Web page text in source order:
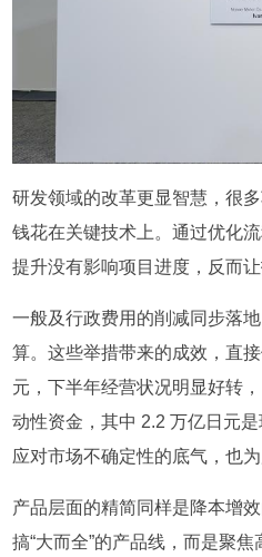
研发领域的改革更显智慧，很
钱花在关键技术上。通过优化
提升没有影响项目进度，反而
一般及行政费用的削减同步落
算。这些举措带来的成效，直
元，下半年经营状况明显好转
动性资金，其中 2.2 万亿日元
应对市场不确定性的底气，也
产品层面的精简同样是降本增
搞“大而全”的产品线，而是聚